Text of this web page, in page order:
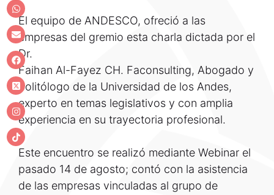
El equipo de ANDESCO, ofreció a las
empresas del gremio esta charla dictada por el
Dr.
Faihan Al-Fayez CH. Faconsulting, Abogado y
politólogo de la Universidad de los Andes,
experto en temas legislativos y con amplia
experiencia en su trayectoria profesional.
Este encuentro se realizó mediante Webinar el
pasado 14 de agosto; contó con la asistencia
de las empresas vinculadas al grupo de